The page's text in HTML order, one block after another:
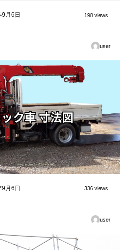
月6日 198 views
user
月6日 336 views
user